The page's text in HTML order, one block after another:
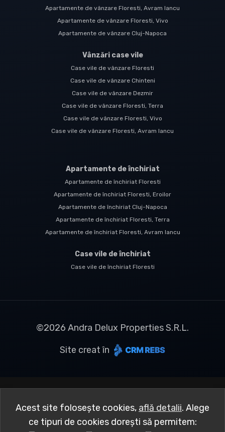
Apartamente de vânzare Floresti, Avram Iancu
Apartamente de vânzare Floresti, Vivo
Apartamente de vânzare Cluj-Napoca
Vânzări case vile
Case vile de vânzare Floresti
Case vile de vânzare Chinteni
Case vile de vânzare Dezmir
Case vile de vânzare Floresti, Terra
Case vile de vânzare Floresti, Vivo
Case vile de vânzare Floresti, Avram Iancu
Apartamente de închiriat
Apartamente de închiriat Floresti
Apartamente de închiriat Floresti, Eroilor
Apartamente de închiriat Cluj-Napoca
Apartamente de închiriat Floresti, Terra
Apartamente de închiriat Floresti, Avram Iancu
Case vile de închiriat
Case vile de închiriat Floresti
©2026 Andra Delux Properties S.R.L.
Site creat în
Acest site folosește cookies, află detalii. Alege
ce tipuri de cookies dorești să permitem: